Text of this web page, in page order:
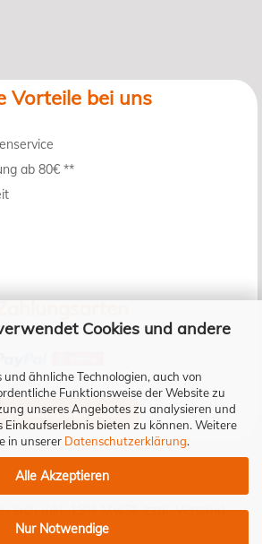
Cookies und andere
ähnliche Technologien, auch von
Funktionsweise der Website zu
unseres Angebotes zu analysieren und
Einkaufserlebnis bieten zu können. Weitere
in unserer Datenschutzerklärung.
Alle Akzeptieren
Nur Notwendige
Vorteile bei uns
ab 80€ **
widerrufen
sich inkl. 19% MwSt. zzgl.Versand